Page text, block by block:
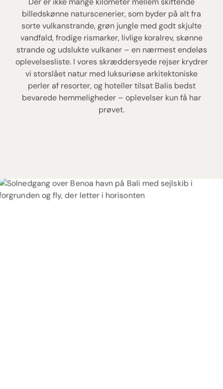
billedskønne naturscenerier, som byder på alt fra
sorte vulkanstrande, grøn jungle med godt skjulte
vandfald, frodige rismarker, livlige koralrev, skønne
strande og udslukte vulkaner – en nærmest endeløs
oplevelsesliste. I vores skræddersyede rejser krydrer
vi storslået natur med luksuriøse arkitektoniske
perler af resorter, og hoteller tilsat Balis bedst
bevarede hemmeligheder – oplevelser kun få har
prøvet.